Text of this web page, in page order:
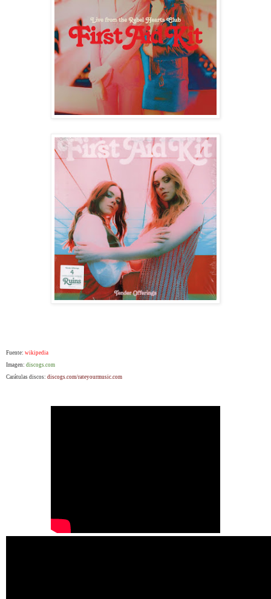
Fuente: wikipedia
Imagen: discogs.com
Carátulas discos: discogs.com/rateyourmusic.com